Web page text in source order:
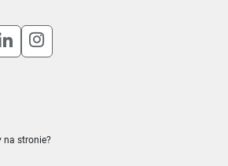
się w nowym oknie
otworzy się w nowym oknie
link otworzy się w nowym
Uwaga, link otworzy się w
Uwaga, link otworzy się w
na stronie?